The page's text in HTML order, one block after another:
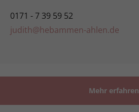
0171 - 7 39 59 52
judith@hebammen-ahlen.de
Mehr erfahren